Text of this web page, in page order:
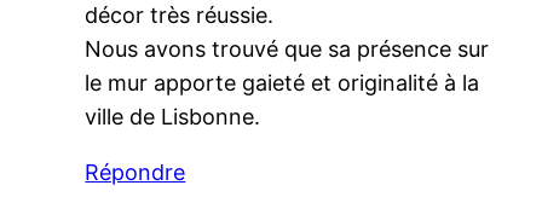
décor très réussie.
Nous avons trouvé que sa présence sur
le mur apporte gaieté et originalité à la
ville de Lisbonne.
Répondre